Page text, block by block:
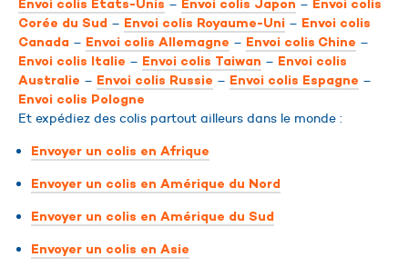
Envoi colis Etats-Unis – Envoi colis Japon – Envoi colis
Corée du Sud – Envoi colis Royaume-Uni – Envoi colis
Canada – Envoi colis Allemagne – Envoi colis Chine –
Envoi colis Italie – Envoi colis Taiwan – Envoi colis
Australie – Envoi colis Russie – Envoi colis Espagne –
Envoi colis Pologne
Et expédiez des colis partout ailleurs dans le monde :
Envoyer un colis en Afrique
Envoyer un colis en Amérique du Nord
Envoyer un colis en Amérique du Sud
Envoyer un colis en Asie